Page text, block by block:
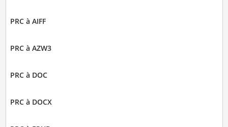
PRC à AIFF
PRC à AZW3
PRC à DOC
PRC à DOCX